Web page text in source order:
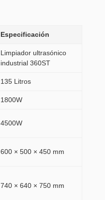
Especificación
Limpiador ultrasónico
industrial 360ST
135 Litros
1800W
4500W
600 × 500 × 450 mm
740 × 640 × 750 mm